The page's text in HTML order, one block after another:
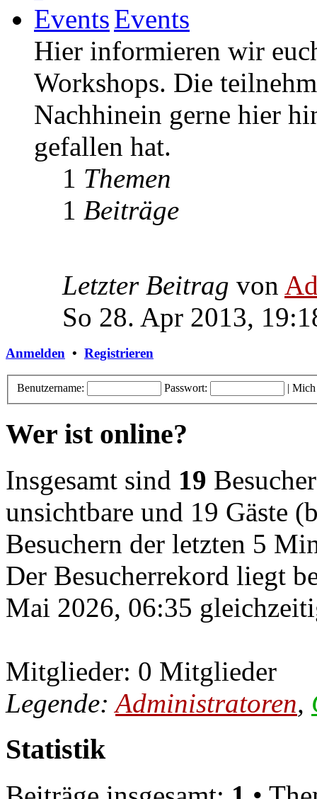
Events
Hier informieren wir
Workshops. Die
Nachhinein gerne hier
gefallen hat.
1 Themen
1 Beiträge
Letzter Beitrag von
So 28. Apr 2013,
Anmelden • Registrieren
Benutzername: Passwort: | Mich
Wer ist online?
Insgesamt sind 19
unsichtbare und 19 Gäste
Besuchern der letzten 5
Der Besucherrekord liegt
Mai 2026, 06:35
Mitglieder: 0 Mitglieder
Legende:Administratoren,
Statistik